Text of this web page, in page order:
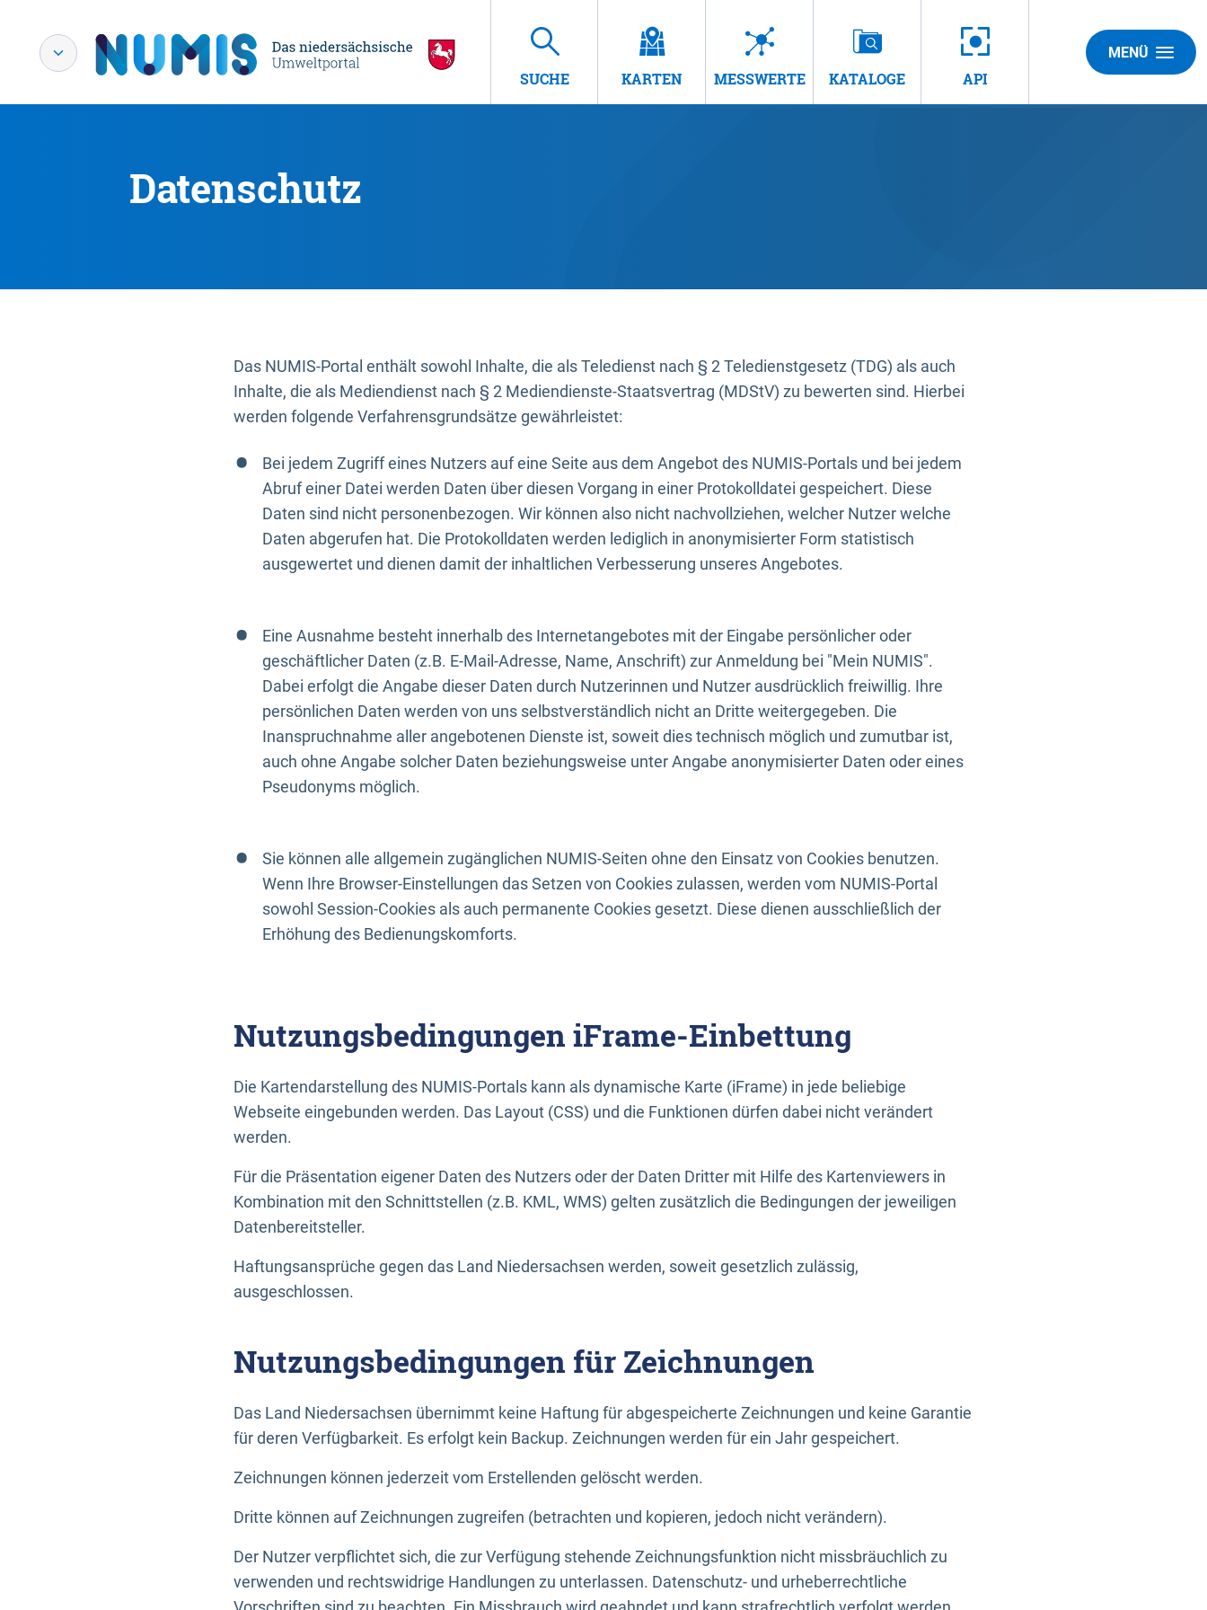
SUCHE KARTEN MESSWERTE KATALOGE API
MENÜ
Datenschutz
Das NUMIS-Portal enthält sowohl Inhalte, die als Teledienst nach § 2 Teledienstgesetz (TDG) als auch
Inhalte, die als Mediendienst nach § 2 Mediendienste-Staatsvertrag (MDStV) zu bewerten sind. Hierbei
werden folgende Verfahrensgrundsätze gewährleistet:
Bei jedem Zugriff eines Nutzers auf eine Seite aus dem Angebot des NUMIS-Portals und bei jedem
Abruf einer Datei werden Daten über diesen Vorgang in einer Protokolldatei gespeichert. Diese
Daten sind nicht personenbezogen. Wir können also nicht nachvollziehen, welcher Nutzer welche
Daten abgerufen hat. Die Protokolldaten werden lediglich in anonymisierter Form statistisch
ausgewertet und dienen damit der inhaltlichen Verbesserung unseres Angebotes.
Eine Ausnahme besteht innerhalb des Internetangebotes mit der Eingabe persönlicher oder
geschäftlicher Daten (z.B. E-Mail-Adresse, Name, Anschrift) zur Anmeldung bei "Mein NUMIS".
Dabei erfolgt die Angabe dieser Daten durch Nutzerinnen und Nutzer ausdrücklich freiwillig. Ihre
persönlichen Daten werden von uns selbstverständlich nicht an Dritte weitergegeben. Die
Inanspruchnahme aller angebotenen Dienste ist, soweit dies technisch möglich und zumutbar ist,
auch ohne Angabe solcher Daten beziehungsweise unter Angabe anonymisierter Daten oder eines
Pseudonyms möglich.
Sie können alle allgemein zugänglichen NUMIS-Seiten ohne den Einsatz von Cookies benutzen.
Wenn Ihre Browser-Einstellungen das Setzen von Cookies zulassen, werden vom NUMIS-Portal
sowohl Session-Cookies als auch permanente Cookies gesetzt. Diese dienen ausschließlich der
Erhöhung des Bedienungskomforts.
Nutzungsbedingungen iFrame-Einbettung
Die Kartendarstellung des NUMIS-Portals kann als dynamische Karte (iFrame) in jede beliebige
Webseite eingebunden werden. Das Layout (CSS) und die Funktionen dürfen dabei nicht verändert
werden.
Für die Präsentation eigener Daten des Nutzers oder der Daten Dritter mit Hilfe des Kartenviewers in
Kombination mit den Schnittstellen (z.B. KML, WMS) gelten zusätzlich die Bedingungen der jeweiligen
Datenbereitsteller.
Haftungsansprüche gegen das Land Niedersachsen werden, soweit gesetzlich zulässig,
ausgeschlossen.
Nutzungsbedingungen für Zeichnungen
Das Land Niedersachsen übernimmt keine Haftung für abgespeicherte Zeichnungen und keine Garantie
für deren Verfügbarkeit. Es erfolgt kein Backup. Zeichnungen werden für ein Jahr gespeichert.
Zeichnungen können jederzeit vom Erstellenden gelöscht werden.
Dritte können auf Zeichnungen zugreifen (betrachten und kopieren, jedoch nicht verändern).
Der Nutzer verpflichtet sich, die zur Verfügung stehende Zeichnungsfunktion nicht missbräuchlich zu
verwenden und rechtswidrige Handlungen zu unterlassen. Datenschutz- und urheberrechtliche